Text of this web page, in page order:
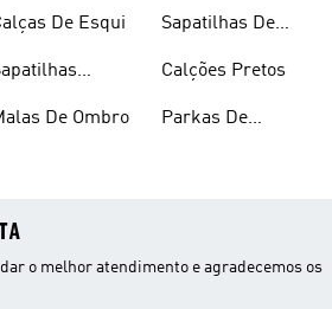
De Esqui
De Ombro
Sapatilhas De
Calções Pretos
Parkas De
o melhor atendimento e agradecemos os